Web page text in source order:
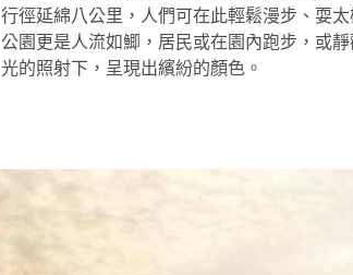
行徑延綿八公里，人們可在此輕鬆漫步、耍
公園更是人流如鯽，居民或在園內跑步，或
光的照射下，呈現出繽紛的顏色。